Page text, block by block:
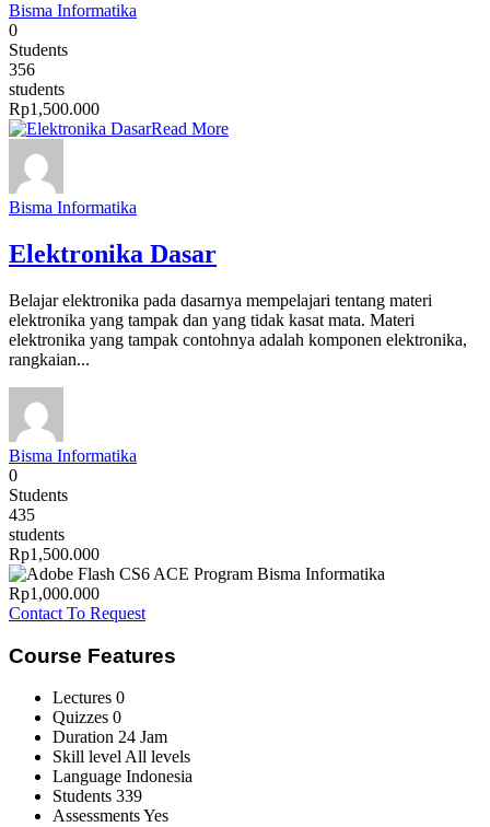
Bisma Informatika
0
Students
356
students
Rp1,500.000
Read More
Bisma Informatika
Elektronika Dasar
Belajar elektronika pada dasarnya mempelajari tentang materi
elektronika yang tampak dan yang tidak kasat mata. Materi
elektronika yang tampak contohnya adalah komponen elektronika,
rangkaian...
Bisma Informatika
0
Students
435
students
Rp1,500.000
Rp1,000.000
Contact To Request
Course Features
Lectures 0
Quizzes 0
Duration 24 Jam
Skill level All levels
Language Indonesia
Students 339
AssessmentsYes